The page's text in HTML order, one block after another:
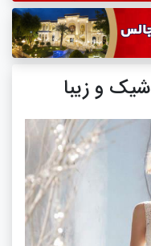
و زیبا